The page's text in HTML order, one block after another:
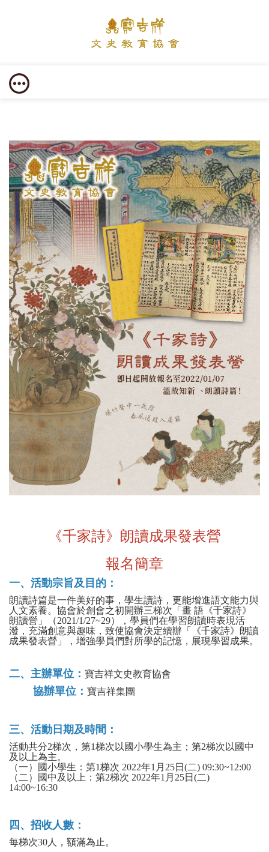
《千家詩》朗讀成果發表營
報名簡章
一、活動宗旨及目的：
朗讀詩篇是一件美好的事，學生讀詩，更能增進語文能力與
人文素養。協會於創會之初開辦三梯次「畫 語《千家詩》
朗讀營」（2021/1/27~29），學員們在學習朗讀時表現活
潑，充滿創意與趣味，致使協會決定續辦「《千家詩》朗讀
成果發表營」，增強學員們對所學的記憶，展現學習成果。
二、主辦單位： 寶吉祥文史教育協會
協辦單位： 寶吉祥集團
三、活動日期及時間：
活動共分2梯次，第1梯次以國小學生為主；第2梯次以國中
及以上為主。
（一）國小學生：第1梯次 2022年1月25日(二) 09:30~12:00
（二）國中及以上：第2梯次 2022年1月25日(二)
14:00~16:30
四、招收人數：
每梯次30人，額滿為止。